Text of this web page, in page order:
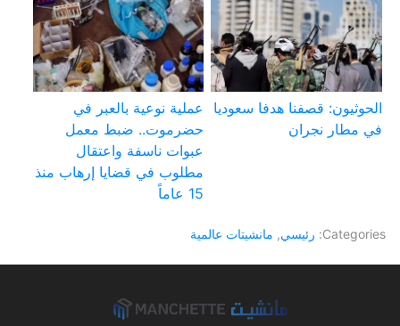
الحوثيون: قصفنا هدفا سعوديا
في مطار نجران
عملية نوعية بالعبر في
حضرموت.. ضبط معمل
عبوات ناسفة واعتقال
مطلوب في قضايا إرهاب منذ
15 عاماً
Categories: رئيسي, مانشيتات عالمية